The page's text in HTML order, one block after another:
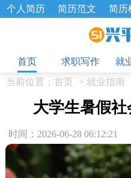
个人简历 简历范文 简历
招聘选拔 绩效
工作总结
辞职
首页
求职写作 就
当前位置： 首页 > 就业指南
大学生暑假
时间：2026-06-28 06:12:21